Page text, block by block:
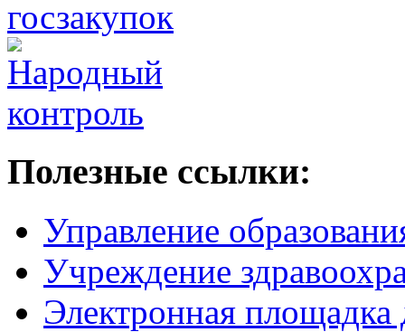
Полезные ссылки:
Управление
Учреждение
Электронная площадка